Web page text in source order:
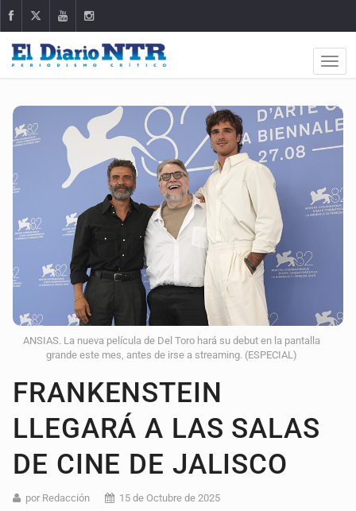
ANSIAS. La nueva película de Del Toro hará su debut en la pantalla
grande este mes, antes de irse a streaming. (ESPECIAL)
FRANKENSTEIN
LLEGARÁ A LAS SALAS
DE CINE DE JALISCO
por Redacción 15 de Octubre de 2025